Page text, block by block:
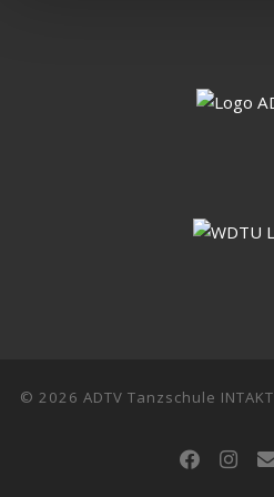
© 2026 ADTV Tanzschule INTAKT